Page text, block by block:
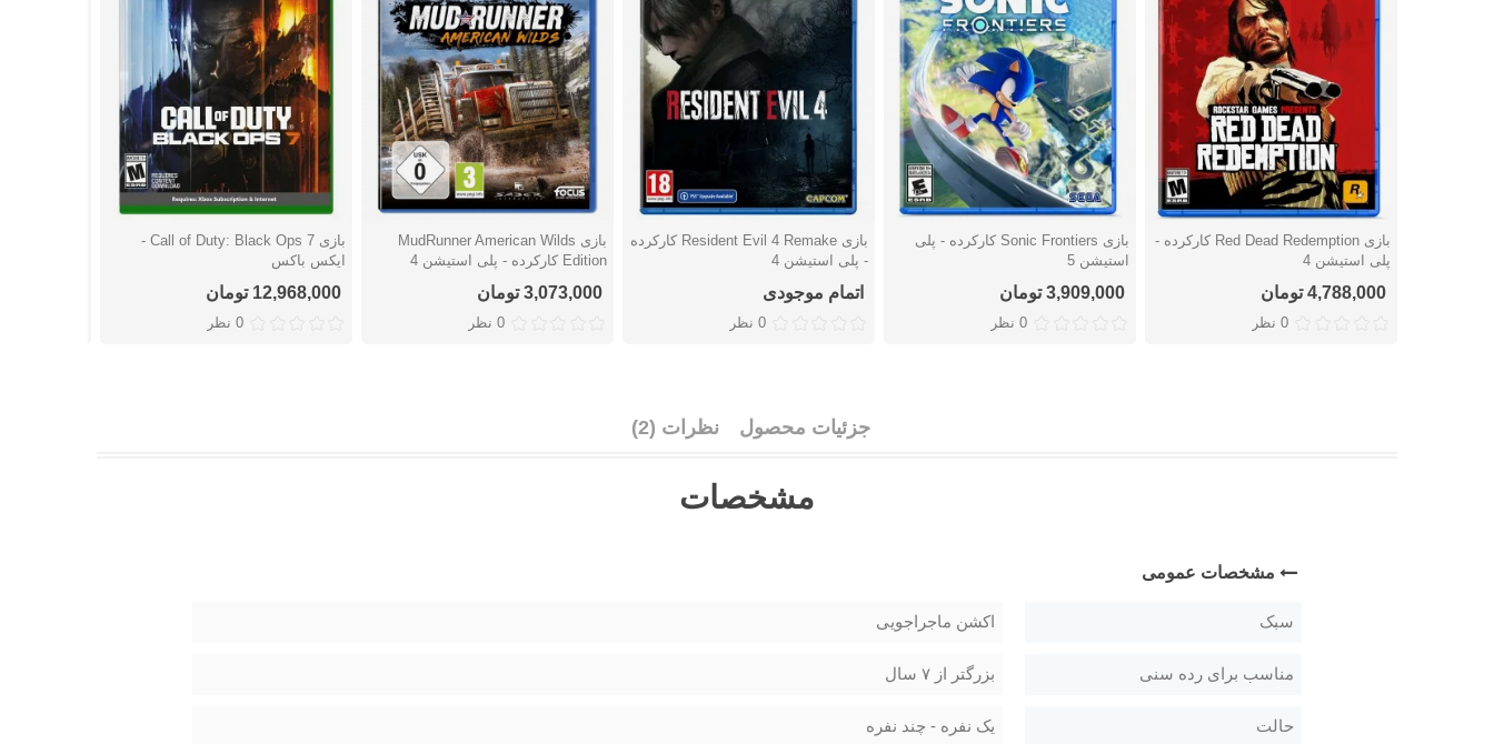
دوست داشتن
بازی Red Dead Redemption کارکرده -
پلی استیشن 4
4,788,000 تومان
0 نظر
دوست داشتن بازی Sonic Frontiers کارکرده - پلی
استیشن 5
3,909,000 تومان
0 نظر
دوست داشتن
بازی Resident Evil 4 Remake کارکرده
- پلی استیشن 4
اتمام موجودی
0 نظر
دوست داشتن
بازی MudRunner American Wilds
Edition کارکرده - پلی استیشن 4
3,073,000 تومان
0 نظر
دوست داشتن
بازی Call of Duty: Black Ops 7 -
ایکس باکس
12,968,000 تومان
0 نظر
جزئیات محصول نظرات (2)
مشخصات
مشخصات عمومی
سبک اکشن ماجراجویی
مناسب برای رده سنی بزرگتر از ۷ سال
حالت یک نفره - چند نفره